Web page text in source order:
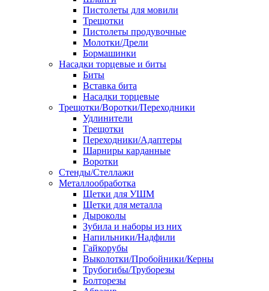
Пистолеты для мовили
Трещотки
Пистолеты продувочные
Молотки/Дрели
Бормашинки
Насадки торцевые и биты
Биты
Вставка бита
Насадки торцевые
Трещотки/Воротки/Переходники
Удлинители
Трещотки
Переходники/Адаптеры
Шарниры карданные
Воротки
Стенды/Стеллажи
Металлообработка
Щетки для УШМ
Щетки для металла
Дыроколы
Зубила и наборы из них
Напильники/Надфили
Гайкорубы
Выколотки/Пробойники/Керны
Трубогибы/Труборезы
Болторезы